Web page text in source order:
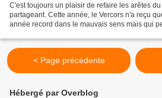
C'est toujours un plaisir de refaire les arêtes
partageant. Cette année, le Vercors n'a reçu
année record dans le mauvais sens mais qui
< Page précédente
Hébergé par Overblog